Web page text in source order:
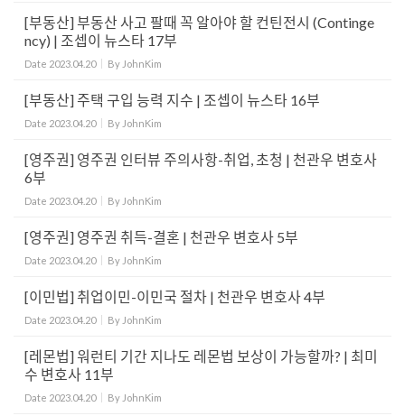
[부동산] 부동산 사고 팔때 꼭 알아야 할 컨틴전시 (Continge
ncy) | 조셉이 뉴스타 17부
Date 2023.04.20 By JohnKim
[부동산] 주택 구입 능력 지수 | 조셉이 뉴스타 16부
Date 2023.04.20 By JohnKim
[영주권] 영주권 인터뷰 주의사항-취업, 초청 | 천관우 변호사
6부
Date 2023.04.20 By JohnKim
[영주권] 영주권 취득-결혼 | 천관우 변호사 5부
Date 2023.04.20 By JohnKim
[이민법] 취업이민-이민국 절차 | 천관우 변호사 4부
Date 2023.04.20 By JohnKim
[레몬법] 워런티 기간 지나도 레몬법 보상이 가능할까? | 최미
수 변호사 11부
Date 2023.04.20 By JohnKim